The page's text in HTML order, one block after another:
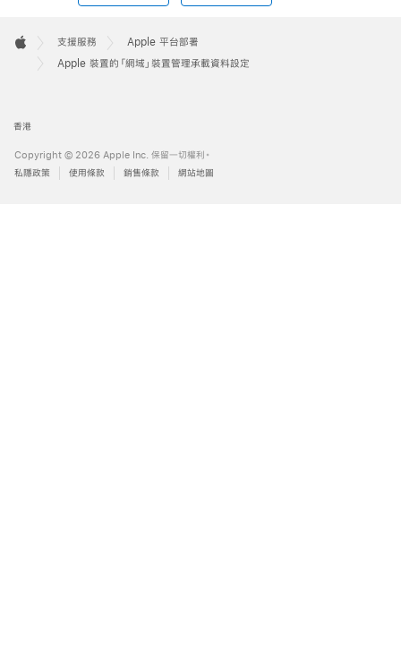
Footer

Apple
支援服務
Apple 平台部署
Apple 裝置的「網域」裝置管理承載資料設定
香港
Copyright © 2026 Apple Inc. 保留一切權利。
私隱政策
使用條款 銷售條款 網站地圖